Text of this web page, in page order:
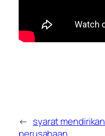
← syarat mendirikan